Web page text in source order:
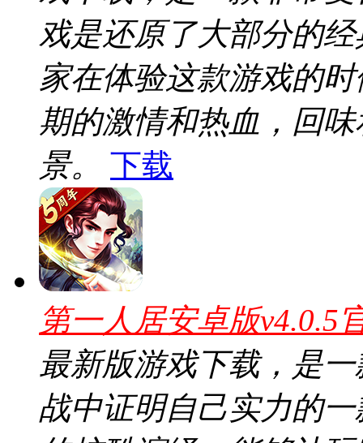
戏是还原了大部分的
家在体验这款游戏的
期的激情和热血，回
景。
下载
第一人居安卓版v4.0.5
最新版游戏下载，是
战中证明自己实力的